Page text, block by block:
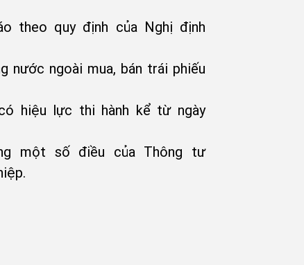
theo quy định của Nghị định
nước ngoài mua, bán trái phiếu
hiệu lực thi hành kể từ ngày
một số điều của Thông tư